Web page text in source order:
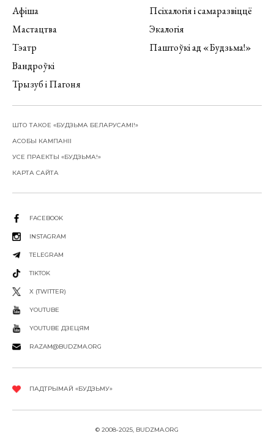
Афіша
Мастацтва
Тэатр
Вандроўкі
Трызуб і Пагоня
Псіхалогія і самаразвіццё
Экалогія
Паштоўкі ад «Будзьма!»
ШТО ТАКОЕ «БУДЗЬМА БЕЛАРУСАМІ!»
АСОБЫ КАМПАНІІ
УСЕ ПРАЕКТЫ «БУДЗЬМА!»
КАРТА САЙТА
FACEBOOK
INSTAGRAM
TELEGRAM
TIKTOK
X (TWITTER)
YOUTUBE
YOUTUBE ДЗЕЦЯМ
RAZAM@BUDZMA.ORG
ПАДТРЫМАЙ «БУДЗЬМУ»
© 2008-2025, BUDZMA.ORG